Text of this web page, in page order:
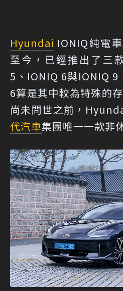
Hyundai IONIQ純電
至今，已經推出了三
5、IONIQ 6與IONIQ 9
6算是其中較為特殊的
尚未問世之前，
代汽車集團唯一一款非